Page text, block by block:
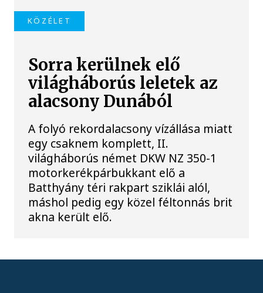
KÖZÉLET
Sorra kerülnek elő
világháborús leletek az
alacsony Dunából
A folyó rekordalacsony vízállása miatt
egy csaknem komplett, II.
világháborús német DKW NZ 350-1
motorkerékpárbukkant elő a
Batthyány téri rakpart sziklái alól,
máshol pedig egy közel féltonnás brit
akna került elő.